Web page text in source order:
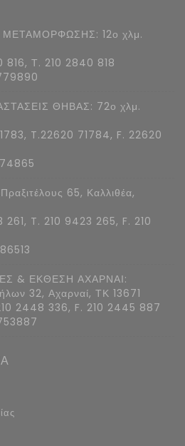
12ο χλμ.
Τ. 210 2840 818
ΘΗΒΑΣ: 72ο χλμ.
T.22620 71784, F. 22620
65, Καλλιθέα,
T. 210 9423 265, F. 210
& ΕΚΘΕΣΗ ΑΧΑΡΝΑΙ:
32, Αχαρναί, ΤΚ 13671
2448 336, F. 210 2445 887